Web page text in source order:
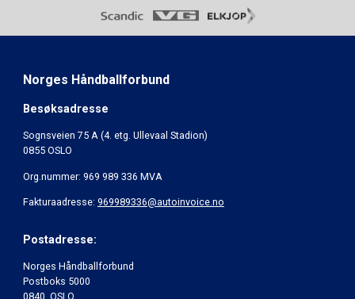
Norges Håndballforbund
Besøksadresse
Sognsveien 75 A (4. etg. Ullevaal Stadion)
0855 OSLO
Org.nummer: 969 989 336 MVA
Fakturaadresse: 969989336@autoinvoice.no
Postadresse:
Norges Håndballforbund
Postboks 5000
0840 OSLO